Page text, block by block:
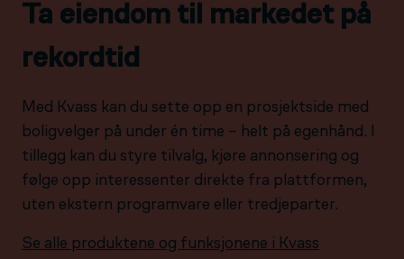
Ta eiendom til markedet på
rekordtid
Med Kvass kan du sette opp en prosjektside med
boligvelger på under én time – helt på egenhånd. I
tillegg kan du styre tilvalg, kjøre annonsering og
følge opp interessenter direkte fra plattformen,
uten ekstern programvare eller tredjeparter.
Se alle produktene og funksjonene i Kvass